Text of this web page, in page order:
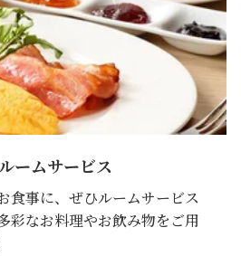
ルームサービス
食事に、ぜひルームサービス
彩なお料理やお飲み物をご用